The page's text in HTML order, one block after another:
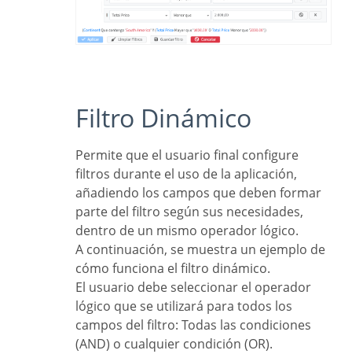
Filtro Dinámico
Permite que el usuario final configure
filtros durante el uso de la aplicación,
añadiendo los campos que deben formar
parte del filtro según sus necesidades,
dentro de un mismo operador lógico.
A continuación, se muestra un ejemplo de
cómo funciona el filtro dinámico.
El usuario debe seleccionar el operador
lógico que se utilizará para todos los
campos del filtro: Todas las condiciones
(AND) o cualquier condición (OR).